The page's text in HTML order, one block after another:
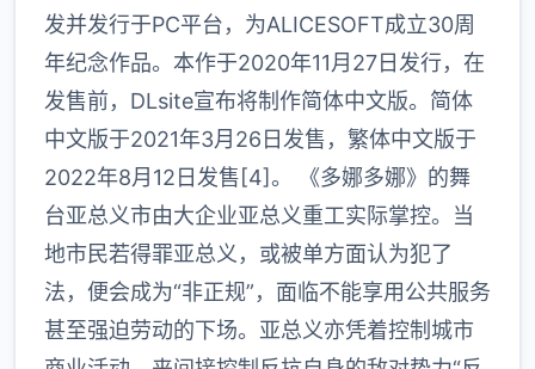
发并发行于PC平台，为ALICESOFT成立30周
年纪念作品。本作于2020年11月27日发行，在
发售前，DLsite宣布将制作简体中文版。简体
中文版于2021年3月26日发售，繁体中文版于
2022年8月12日发售[4]。 《多娜多娜》的舞
台亚总义市由大企业亚总义重工实际掌控。当
地市民若得罪亚总义，或被单方面认为犯了
法，便会成为“非正规”，面临不能享用公共服务
甚至强迫劳动的下场。亚总义亦凭着控制城市